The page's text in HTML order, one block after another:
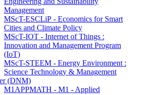
Management
MScT-ESCLiP - Economics for Smart
Cities and Climate Policy
MScT-IOT - Internet of Things :
Innovation and Management Program
(IoT)
MScT-STEEM - Energy Environment :
Science Technology & Management
(DNM)
M1APPMATH - M1 - Applied